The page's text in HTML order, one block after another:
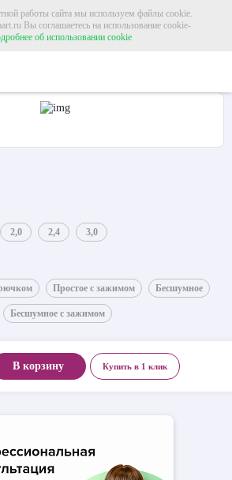
работы сайта мы используем файлы cookie.
Вы соглашаетесь на использование cookie-
об использовании cookie
«Орион» Ø16Г антик
2,0 2,4 3,0
Простое с зажимом Бесшумное
Бесшумное с зажимом
В корзину Купить в 1 клик